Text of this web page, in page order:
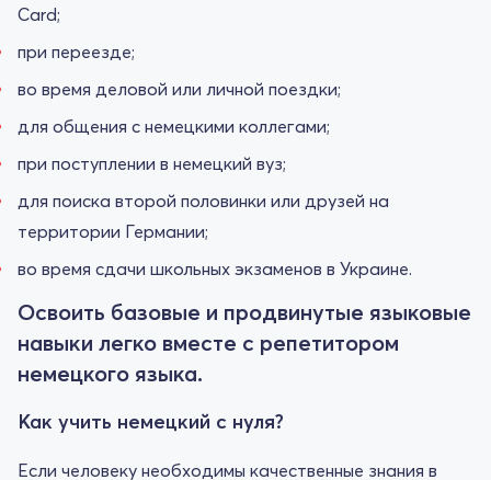
Card;
при переезде;
во время деловой или личной поездки;
для общения с немецкими коллегами;
при поступлении в немецкий вуз;
для поиска второй половинки или друзей на
территории Германии;
во время сдачи школьных экзаменов в Украине.
Освоить базовые и продвинутые языковые
навыки легко вместе с репетитором
немецкого языка.
Как учить немецкий с нуля?
Если человеку необходимы качественные знания в